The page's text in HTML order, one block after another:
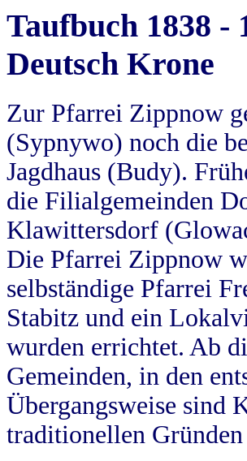
Taufbuch 1838
Deutsch Krone
Zur Pfarrei Zippnow
(Sypnywo) noch die
Jagdhaus (Budy).
die Filialgemeinden
Klawittersdorf
Die Pfarrei Zippnow
selbständige Pfarrei
Stabitz und ein
wurden errichtet. Ab
Gemeinden, in den
Übergangsweise sind
traditionellen